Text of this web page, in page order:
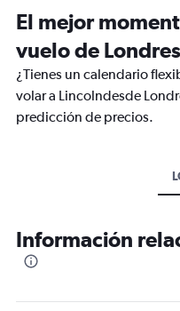
El mejor
vuelo de
¿Tienes un calendario
volar a Lincolndesde
predicción de precios.
Información